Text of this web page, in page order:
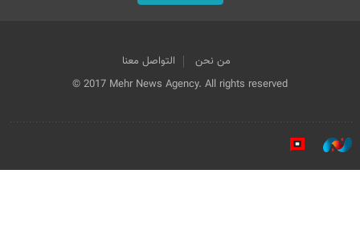
من نحن
التواصل معنا
© 2017 Mehr News Agency. All rights reserved